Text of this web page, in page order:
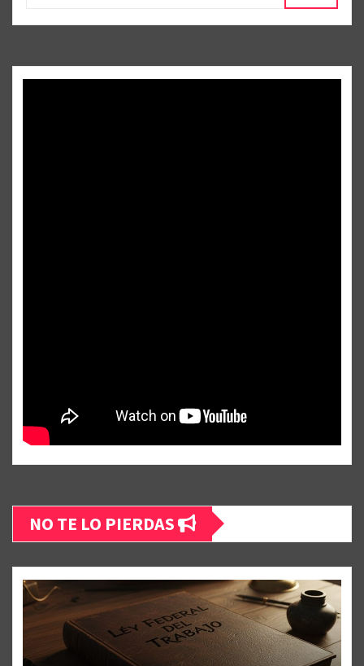
NO TE LO PIERDAS